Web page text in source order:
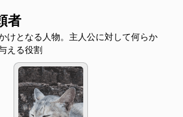
者
けとなる人物。主人公に対して何らか
える役割